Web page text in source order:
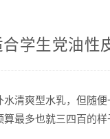
学生党油性
清爽型水乳，但随
最多也就三四百的